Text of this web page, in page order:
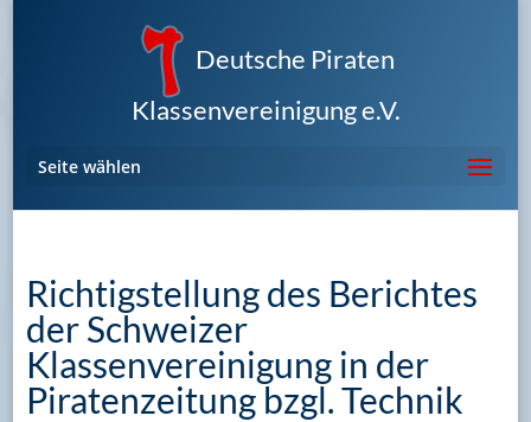
Deutsche Piraten
Klassenvereinigung e.V.
Seite wählen
Richtigstellung des Berichtes
der Schweizer
Klassenvereinigung in der
Piratenzeitung bzgl. Technik